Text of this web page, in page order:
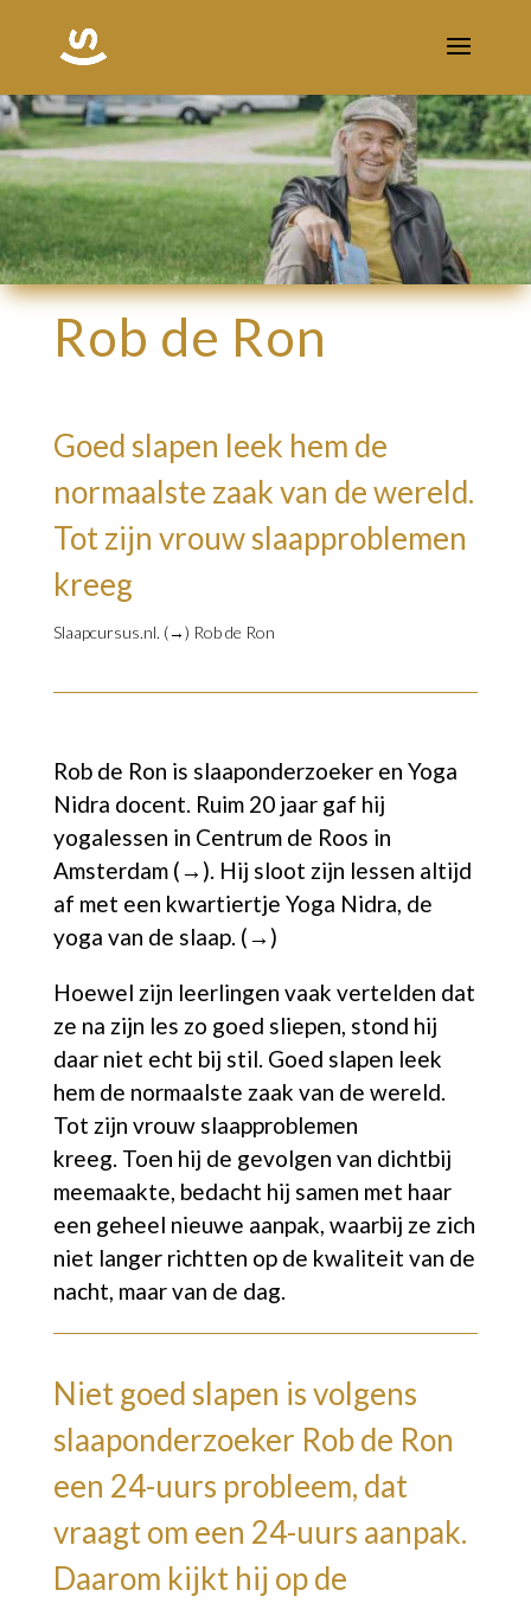
Rob de Ron
Goed slapen leek hem de
normaalste zaak van de wereld.
Tot zijn vrouw slaapproblemen
kreeg
Slaapcursus.nl. (→) Rob de Ron
Rob de Ron is slaaponderzoeker en Yoga
Nidra docent. Ruim 20 jaar gaf hij
yogalessen in Centrum de Roos in
Amsterdam (→) . Hij sloot zijn lessen altijd
af met een kwartiertje Yoga Nidra, de
yoga van de slaap. (→)
Hoewel zijn leerlingen vaak vertelden dat
ze na zijn les zo goed sliepen, stond hij
daar niet echt bij stil. Goed slapen leek
hem de normaalste zaak van de wereld.
Tot zijn vrouw slaapproblemen
kreeg. Toen hij de gevolgen van dichtbij
meemaakte, bedacht hij samen met haar
een geheel nieuwe aanpak, waarbij ze zich
niet langer richtten op de kwaliteit van de
nacht, maar van de dag.
Niet goed slapen is volgens
slaaponderzoeker Rob de Ron
een 24-uurs probleem, dat
vraagt om een 24-uurs aanpak.
Daarom kijkt hij op de